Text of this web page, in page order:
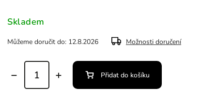
Skladem
Můžeme doručit do: 12.8.2026 Možnosti doručení
Přidat do košíku